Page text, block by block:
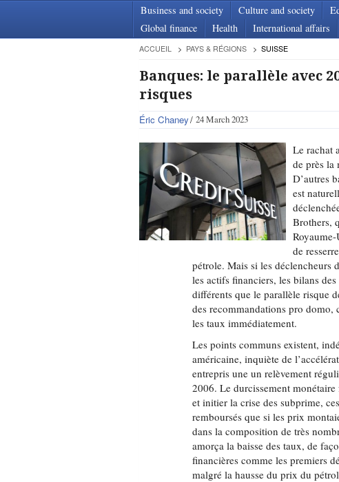
Business and society Culture and society
Global finance
Health International affairs
ACCUEIL PAYS & RÉGIONS SUISSE
Banques: le parallèle avec
risques
Éric Chaney 24 March 2023
Le rachat
de près
D’autres
est
Brothers,
de
pétrole. Mais si les déclencheurs
les actifs financiers, les bilans
différents que le parallèle risque
des recommandations pro domo,
les taux immédiatement.
Les points communs existent,
américaine, inquiète de
entrepris une un relèvement
2006. Le durcissement
et initier la crise des subprime,
remboursés que si les prix
dans la composition de très
amorça la baisse des taux, de
financières comme les premiers
malgré la hausse du prix du